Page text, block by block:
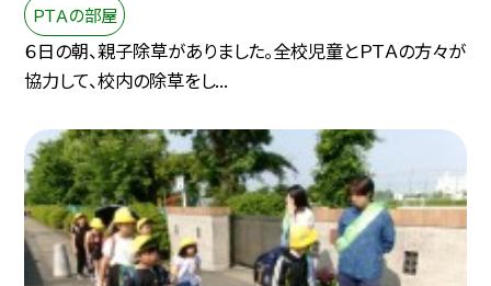
ＰＴＡの部屋
６日の朝、親子除草がありました。全校児童とＰＴＡの方々が
協力して、校内の除草をし...